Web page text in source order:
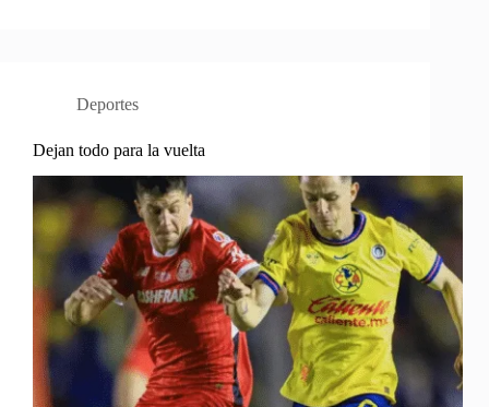
Deportes
Dejan todo para la vuelta